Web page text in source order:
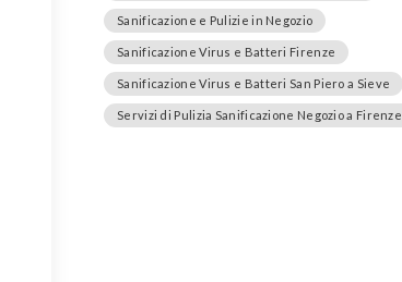
Sanificazione e Pulizie in Negozio
Sanificazione Virus e Batteri Firenze
Sanificazione Virus e Batteri San Piero a Sieve
Servizi di Pulizia Sanificazione Negozio a Firenze